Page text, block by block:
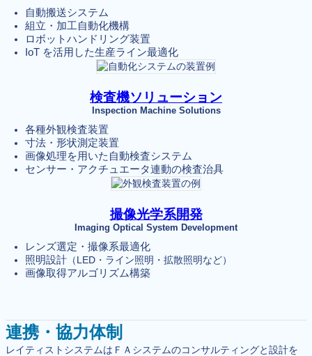
自動搬送システム
組立・加工自動化機構
ロボットハンドリング装置
IoT を活用した生産ライン最適化
検査機ソリューション
Inspection Machine Solutions
各種外観検査装置
寸法・形状測定装置
画像処理を用いた自動検査システム
センサー・アクチュエータ連動の検査治具
撮像光学系開発
Imaging Optical System Development
レンズ選定・撮像系最適化
照明設計 （LED・ライン照明・拡散照明など）
画像取得アルゴリズム構築
連携・協力体制
レイティストシステムはＦＡシステムのコンサルティングと設計を